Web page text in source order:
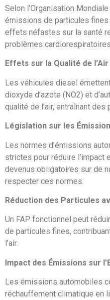
Selon l’Organisation
émissions de particules
effets néfastes sur la santé
problèmes
Effets sur la Qualité de l’Air
Les véhicules diesel
dioxyde d’azote (NO2) et
qualité de l’air, entraînant
Législation sur les
Les normes d’émissions
strictes pour réduire l’impact
devenus obligatoires sur de
respecter ces normes.
Réduction des Particules
Un FAP fonctionnel peut
de particules fines,
l’air.
Impact des Émissions sur
Les émissions automobiles
réchauffement climatique en